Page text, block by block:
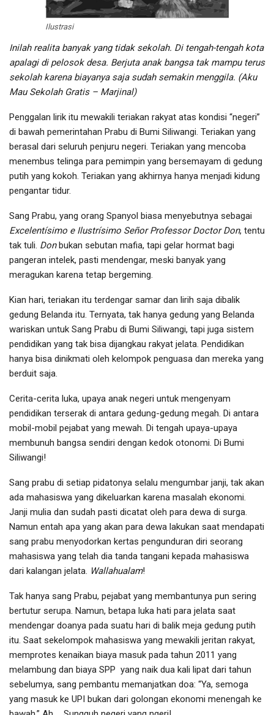
Ilustrasi
Inilah realita banyak yang tidak sekolah. Di tengah-tengah kota
apalagi di pelosok desa. Berjuta anak bangsa tak mampu terus
sekolah karena biayanya saja sudah semakin menggila. (Aku
Mau Sekolah Gratis – Marjinal)
Penggalan lirik itu mewakili teriakan rakyat atas kondisi “negeri”
di bawah pemerintahan Prabu di Bumi Siliwangi. Teriakan yang
berasal dari seluruh penjuru negeri. Teriakan yang mencoba
menembus telinga para pemimpin yang bersemayam di gedung
putih yang kokoh. Teriakan yang akhirnya hanya menjadi kidung
pengantar tidur.
Sang Prabu, yang orang Spanyol biasa menyebutnya sebagai
Excelentísimo e Ilustrísimo Señor Professor Doctor Don, tentu
tak tuli. Don bukan sebutan mafia, tapi gelar hormat bagi
pangeran intelek, pasti mendengar, meski banyak yang
meragukan karena tetap bergeming.
Kian hari, teriakan itu terdengar samar dan lirih saja dibalik
gedung Belanda itu. Ternyata, tak hanya gedung yang Belanda
wariskan untuk Sang Prabu di Bumi Siliwangi, tapi juga sistem
pendidikan yang tak bisa dijangkau rakyat jelata. Pendidikan
hanya bisa dinikmati oleh kelompok penguasa dan mereka yang
berduit saja.
Cerita-cerita luka, upaya anak negeri untuk mengenyam
pendidikan terserak di antara gedung-gedung megah. Di antara
mobil-mobil pejabat yang mewah. Di tengah upaya-upaya
membunuh bangsa sendiri dengan kedok otonomi. Di Bumi
Siliwangi!
Sang prabu di setiap pidatonya selalu mengumbar janji, tak akan
ada mahasiswa yang dikeluarkan karena masalah ekonomi.
Janji mulia dan sudah pasti dicatat oleh para dewa di surga.
Namun entah apa yang akan para dewa lakukan saat mendapati
sang prabu menyodorkan kertas pengunduran diri seorang
mahasiswa yang telah dia tanda tangani kepada mahasiswa
dari kalangan jelata. Wallahualam!
Tak hanya sang Prabu, pejabat yang membantunya pun sering
bertutur serupa. Namun, betapa luka hati para jelata saat
mendengar doanya pada suatu hari di balik meja gedung putih
itu. Saat sekelompok mahasiswa yang mewakili jeritan rakyat,
memprotes kenaikan biaya masuk pada tahun 2011 yang
melambung dan biaya SPP yang naik dua kali lipat dari tahun
sebelumya, sang pembantu memanjatkan doa: “Ya, semoga
yang masuk ke UPI bukan dari golongan ekonomi menengah ke